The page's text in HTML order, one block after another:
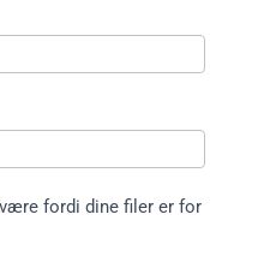
fordi dine filer er for